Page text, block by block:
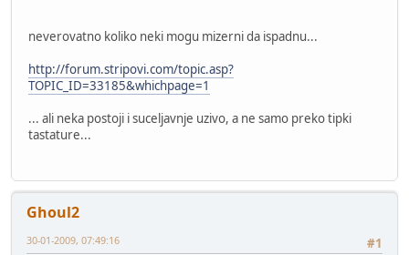
neverovatno koliko neki mogu mizerni da ispadnu...
http://forum.stripovi.com/topic.asp?
TOPIC_ID=33185&whichpage=1
... ali neka postoji i suceljavnje uzivo, a ne samo preko tipki
tastature...
Ghoul2
#1
30-01-2009, 07:49:16